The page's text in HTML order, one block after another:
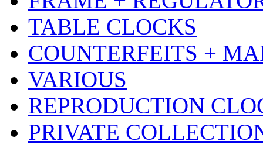
TABLE CLOCKS
COUNTERFEITS +
VARIOUS
REPRODUCTION
PRIVATE